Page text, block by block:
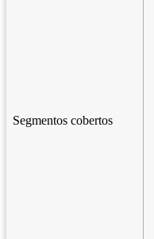
Segmentos cobertos